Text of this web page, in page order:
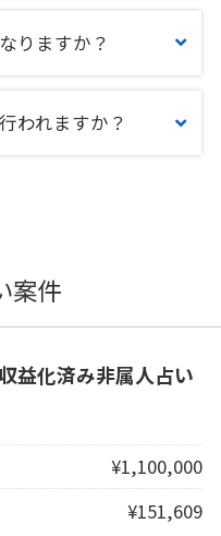
りますか？
われますか？
案件
益化済み非属人占い
¥1,100,000
¥151,609